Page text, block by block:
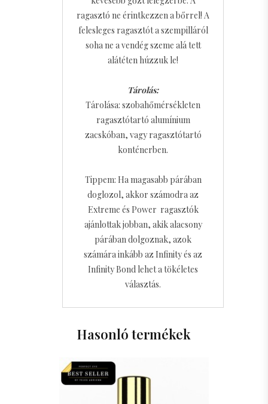
ragasztó ne érintkezzen a bőrrel! A
felesleges ragasztót a szempilláról
soha ne a vendég szeme alá tett
alátéten húzzuk le!
Tárolás:
Tárolása: szobahőmérsékleten
ragasztótartó alumínium
zacskóban, vagy ragasztótartó
konténerben.
Tippem: Ha magasabb párában
doglozol, akkor számodra az
Extreme és Power ragasztók
ajánlottak jobban, akik alacsony
párában dolgoznak, azok
számára inkább az Infinity és az
Infinity Bond lehet a tökéletes
választás.
Hasonló termékek